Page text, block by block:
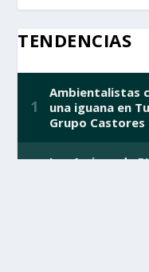
TENDENCIAS